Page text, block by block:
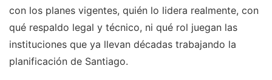
con los planes vigentes, quién lo lidera realmente, con
qué respaldo legal y técnico, ni qué rol juegan las
instituciones que ya llevan décadas trabajando la
planificación de Santiago.